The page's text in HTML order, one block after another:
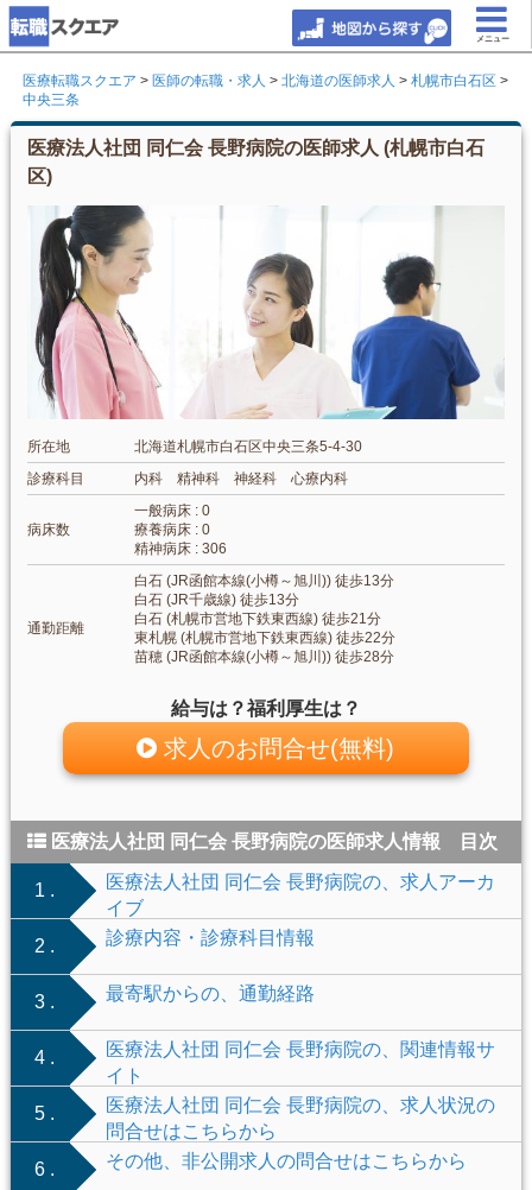
メニュー
医療転職スクエア > 医師の転職・求人 > 北海道の医師求人 > 札幌市白石区 >
中央三条
医療法人社団 同仁会 長野病院の医師求人 (札幌市白石
区)
所在地
北海道札幌市白石区中央三条5-4-30
診療科目
内科 精神科 神経科 心療内科
病床数
一般病床 : 0
療養病床 : 0
精神病床 : 306
通勤距離
白石 (JR函館本線(小樽～旭川)) 徒歩13分
白石 (JR千歳線) 徒歩13分
白石 (札幌市営地下鉄東西線) 徒歩21分
東札幌 (札幌市営地下鉄東西線) 徒歩22分
苗穂 (JR函館本線(小樽～旭川)) 徒歩28分
給与は？福利厚生は？
求人のお問合せ(無料)
医療法人社団 同仁会 長野病院の医師求人情報 目次
1 .
医療法人社団 同仁会 長野病院の、求人アーカ
イブ
2 .
診療内容・診療科目情報
3 . 最寄駅からの、通勤経路
4 .
医療法人社団 同仁会 長野病院の、関連情報サ
イト
5 .
医療法人社団 同仁会 長野病院の、求人状況の
問合せはこちらから
6 .
その他、非公開求人の問合せはこちらから